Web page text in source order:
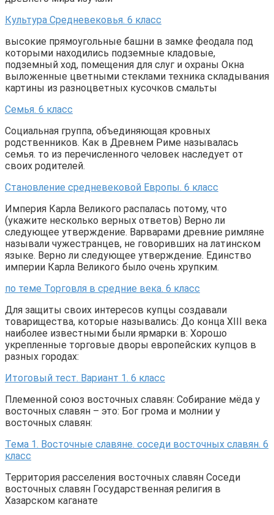
Культура Средневековья. 6 класс
высокие прямоугольные башни в замке феодала под
которыми находились подземные кладовые,
подземный ход, помещения для слуг и охраны Окна
выложенные цветными стеклами техника складывания
картины из разноцветных кусочков смальты
Семья. 6 класс
Социальная группа, объединяющая кровных
родственников. Как в Древнем Риме называлась
семья. то из перечисленного человек наследует от
своих родителей.
Становление средневековой Европы. 6 класс
Империя Карла Великого распалась потому, что
(укажите несколько верных ответов) Верно ли
следующее утверждение. Варварами древние римляне
называли чужестранцев, не говоривших на латинском
языке. Верно ли следующее утверждение. Единство
империи Карла Великого было очень хрупким.
по теме Торговля в средние века. 6 класс
Для защиты своих интересов купцы создавали
товарищества, которые назывались: До конца XIII века
наиболее известными были ярмарки в: Хорошо
укрепленные торговые дворы европейских купцов в
разных городах:
Итоговый тест. Вариант 1. 6 класс
Племенной союз восточных славян: Собирание мёда у
восточных славян – это: Бог грома и молнии у
восточных славян:
Тема 1. Восточные славяне. соседи восточных славян. 6
класс
Территория расселения восточных славян Соседи
восточных славян Государственная религия в
Хазарском каганате